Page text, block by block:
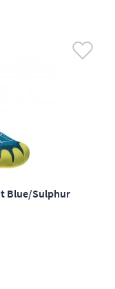
Blue/Sulphur